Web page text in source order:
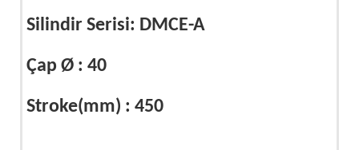
Silindir Serisi: DMCE-A
Çap Ø : 40
Stroke(mm) : 450